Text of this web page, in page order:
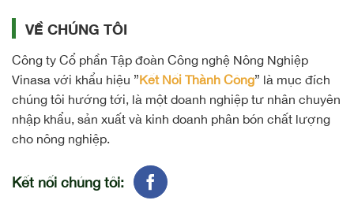
VỀ CHÚNG TÔI
Công ty Cổ phần Tập đoàn Công nghệ Nông Nghiệp
Vinasa với khẩu hiệu ”Kết Nối Thành Công” là mục đích
chúng tôi hướng tới, là một doanh nghiệp tư nhân chuyên
nhập khẩu, sản xuất và kinh doanh phân bón chất lượng
cho nông nghiệp.
Kết nối chúng tôi: